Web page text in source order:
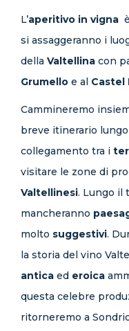
L’aperitivo in vigna
si assaggeranno i
della Valtellina con
Grumello e al Castel
Cammineremo
breve itinerario
collegamento tra i
visitare le zone di
Valtellinesi. Lungo il
mancheranno
molto suggestivi.
la storia del vino
antica ed eroica
questa celebre
ritorneremo a